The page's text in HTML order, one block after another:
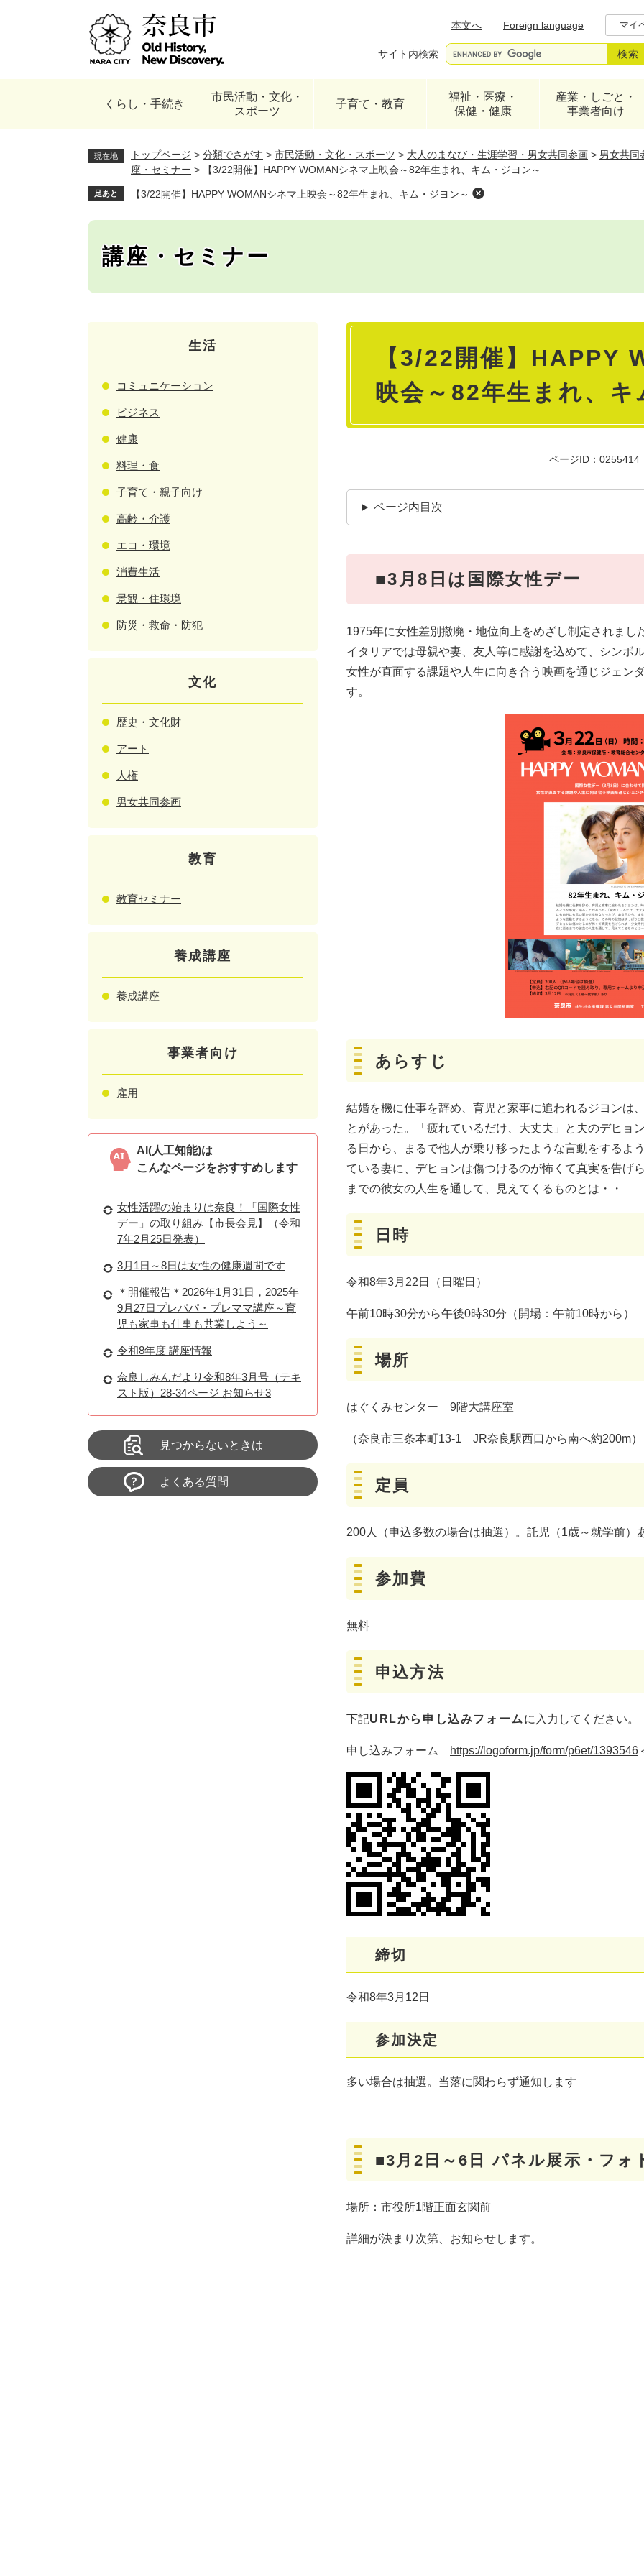
本文へ
Foreign language マイ
サイト内検索
くらし・手続き
市民活動・文化・
スポーツ
子育て・教育
福祉・医療・
保健・健康
産業・しごと・
事業者向け
現在地 トップページ > 分類でさがす > 市民活動・文化・スポーツ > 大人のまなび・生涯学習・男女共同参画 > 男女共同
座・セミナー > 【3/22開催】HAPPY WOMANシネマ上映会～82年生まれ、キム・ジヨン～
足あと 【3/22開催】HAPPY WOMANシネマ上映会～82年生まれ、キム・ジヨン～
講座・セミナー
本
【3/22開催】HAPPY
映会～82年生まれ、
ページID：0255414
ページ内目次
■3月8日は国際女性デー
1975年に女性差別撤廃・地位向上をめざし制定されまし
イタリアでは母親や妻、友人等に感謝を込めて、シンボ
女性が直面する課題や人生に向き合う映画を通じジェン
す。
あらすじ
結婚を機に仕事を辞め、育児と家事に追われるジヨンは
とがあった。「疲れているだけ、大丈夫」と夫のデヒョ
る日から、まるで他人が乗り移ったような言動をするよ
ている妻に、デヒョンは傷つけるのが怖くて真実を告
までの彼女の人生を通して、見えてくるものとは・・
日時
令和8年3月22日（日曜日）
午前10時30分から午後0時30分（開場：午前10時から）
場所
はぐくみセンター 9階大講座室
（奈良市三条本町13-1 JR奈良駅西口から南へ約200m）
定員
200人（申込多数の場合は抽選）。託児（1歳～就学前）
参加費
無料
申込方法
下記URLから申し込みフォーム に入力してください。
申し込みフォーム https://logoform.jp/form/p6et/1393546
締切
令和8年3月12日
参加決定
多い場合は抽選。当落に関わらず通知します
■3月2日～6日 パネル展示・フォ
場所：市役所1階正面玄関前
詳細が決まり次第、お知らせします。
生活
コミュニケーション
ビジネス
健康
料理・食
子育て・親子向け
高齢・介護
エコ・環境
消費生活
景観・住環境
防災・救命・防犯
文化
歴史・文化財
アート
人権
男女共同参画
教育
教育セミナー
養成講座
養成講座
事業者向け
雇用
AI(人工知能)は
こんなページをおすすめします
女性活躍の始まりは奈良！「国際女性
デー」の取り組み【市長会見】（令和
7年2月25日発表）
3月1日～8日は女性の健康週間です
＊開催報告＊2026年1月31日，2025年
9月27日プレパパ・プレママ講座～育
児も家事も仕事も共業しよう～
令和8年度 講座情報
奈良しみんだより令和8年3月号（テキ
スト版）28-34ページ お知らせ3
見つからないときは
よくある質問